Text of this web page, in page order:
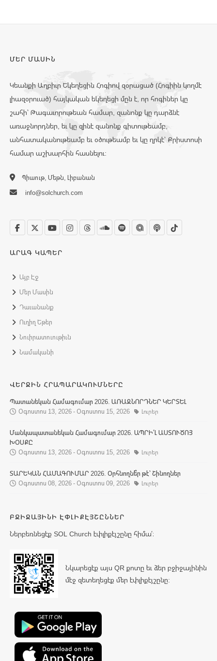
ՄԵՐ ՄԱՍԻՆ
Կեանքի Աղբիւր Եկեղեցին Հոգիով զօրացած (Հոգիին կողմէ
լիազօրուած) հայկական եկեղեցի մըն է, որ հոգիներ կը
շահի՝ Թագաւորութեան համար, զանոնք կը դարձնէ
առաջնորդներ, եւ կը զինէ զանոնք գիտութեամբ,
անհատականութեամբ եւ օծութեամբ եւ կը ղրկէ՝ Քրիստոսի
համար աշխարհին հասնելու:
Պիաութ, Մեթն, Լիբանան
info@solchurch.com
ԱՐԱԳ ԿԱՊԵՐ
Այբ Էջ
Մեր Մասին
Դաւանանք
Ուղիղ Եթեր
Նուիրատուութիւն
Նամականի
ՎԵՐՋԻՆ ՀՐԱՊԱՐԱԿՈՒՄՆԵՐԸ
Պատանեկան Համագումար 2026. ԱՌԱՋՆՈՐԴՆԵՐ ԿԵՐՏԵԼ
Օգոստոս 13, 2026 - Օգոստոս 15, 2026
Լուրեր
Մանկապատանեկան Համագումար 2026. ԱՊՐԻ՛Լ ԱՍՏՈՒԾՈՅ
ԽՕՍՔԸ
Օգոստոս 13, 2026 - Օգոստոս 15, 2026
Լուրեր
ՏԱՐԵԿԱՆ ՀԱՄԱԳՈՒՄԱՐ 2026. Օրհնողնե՞ր թէ՝ Շինողներ
Օգոստոս 08, 2026 - Օգոստոս 09, 2026
Լուրեր
ԲՋԻՋԱՅԻՆԻ ԷՓԼԻՔԷՅՇԸՆՆԵՐ
Ներբեռնեցէք SOL Church էփլիքէյշընը հիմա՛։
Նկարեցէք այս QR քոտը եւ ձեր բջիջայինին
մէջ զետեղեցէք մեր էփլիքէյշընը: